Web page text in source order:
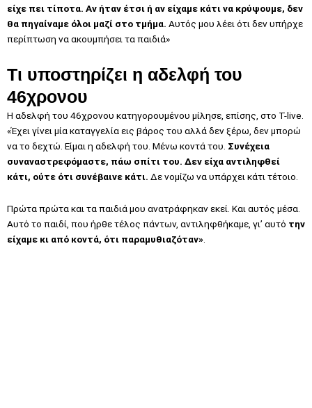
είχε πει τίποτα. Αν ήταν έτσι ή αν είχαμε κάτι να κρύψουμε, δεν
θα πηγαίναμε όλοι μαζί στο τμήμα. Αυτός μου λέει ότι δεν υπήρχε
περίπτωση να ακουμπήσει τα παιδιά»
Τι υποστηρίζει η αδελφή του
46χρονου
Η αδελφή του 46χρονου κατηγορουμένου μίλησε, επίσης, στο T-live.
«Έχει γίνει μία καταγγελία εις βάρος του αλλά δεν ξέρω, δεν μπορώ
να το δεχτώ. Είμαι η αδελφή του. Μένω κοντά του. Συνέχεια
συναναστρεφόμαστε, πάω σπίτι του. Δεν είχα αντιληφθεί
κάτι, ούτε ότι συνέβαινε κάτι. Δε νομίζω να υπάρχει κάτι τέτοιο.
Πρώτα πρώτα και τα παιδιά μου ανατράφηκαν εκεί. Και αυτός μέσα.
Αυτό το παιδί, που ήρθε τέλος πάντων, αντιληφθήκαμε, γι’ αυτό την
είχαμε κι από κοντά, ότι παραμυθιαζόταν»